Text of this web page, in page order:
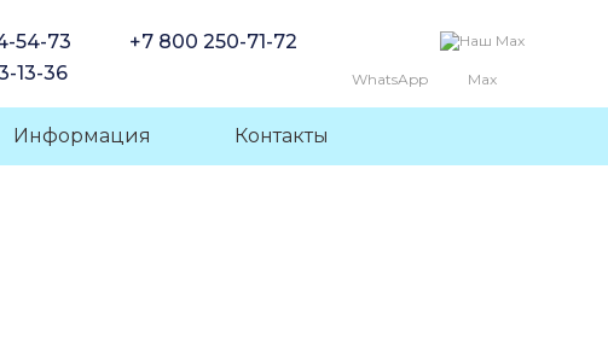
54-73
13-36
+7 800 250-71-72
WhatsApp Max
Информация Контакты